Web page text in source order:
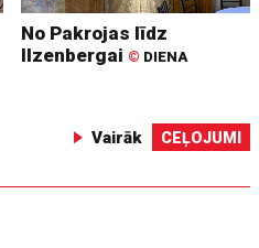
No Pakrojas līdz
Ilzenbergai © DIENA
Vairāk CEĻOJUMI